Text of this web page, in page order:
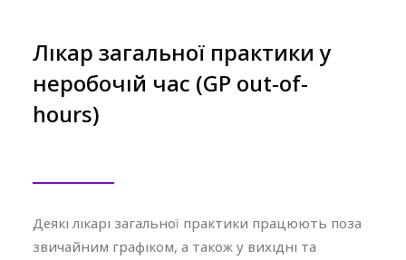
Лікар загальної практики у
неробочій час (GP out-of-
hours)
Деякі лікарі загальної практики працюють поза
звичайним графіком, а також у вихідні та